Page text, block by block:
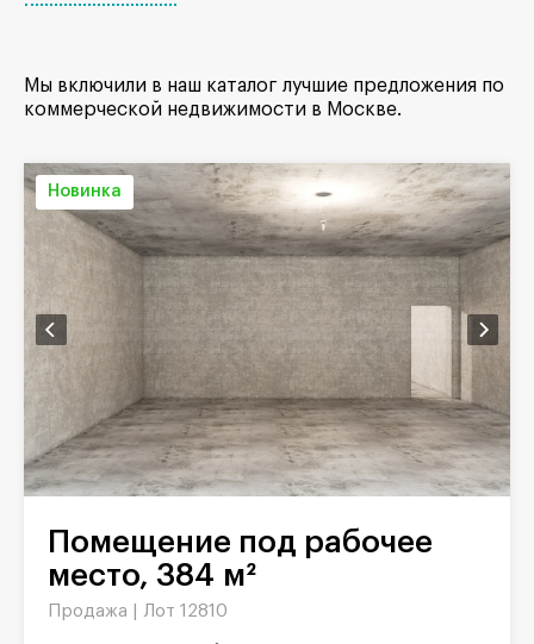
Мы включили в наш каталог лучшие предложения по
коммерческой недвижимости в Москве.
Новинка
Помещение под рабочее
место, 384 м²
Продажа | Лот 12810